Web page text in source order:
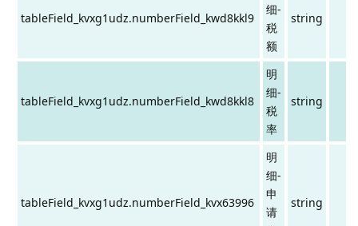
tableField_kvxg1udz.numberField_kwd8kkl9
细-
税
额
string
tableField_kvxg1udz.numberField_kwd8kkl8
明
细-
税
率
string
tableField_kvxg1udz.numberField_kvx63996
明
细-
申
请
string